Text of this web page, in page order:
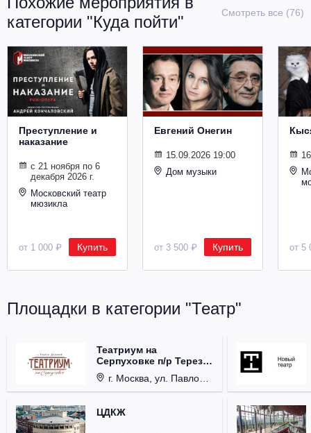
категории "Куда пойти"
Смотреть все (76)
Преступление и
наказание
с 21 ноября по 6
декабря 2026 г.
Московский театр
мюзикла
от 1 000 ₽ Купить
Евгений Онегин
15.09.2026 19:00
Дом музыки
от 3 500 ₽ Купить от 5
Площадки в категории "Театр"
Театриум на
Серпуховке п/р Терезы
Дуровой
г. Москва, ул. Павловская, д. 6.
ЦДКЖ